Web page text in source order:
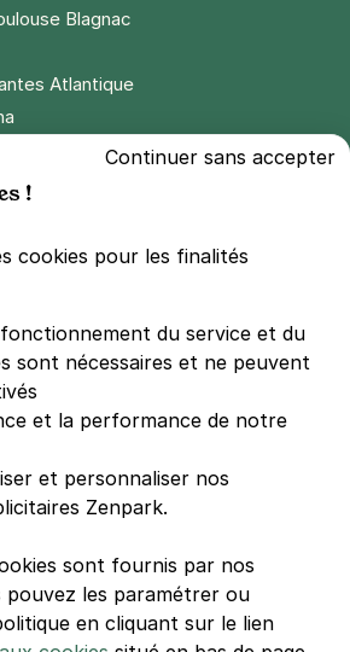
Blagnac
Atlantique
Mauroy
Lille
Continuer sans accepter
!
cookies pour les finalités
du service et du
sont nécessaires et ne peuvent
et la performance de notre
et personnaliser nos
Zenpark.
sont fournis par nos
pouvez les paramétrer ou
en cliquant sur le lien